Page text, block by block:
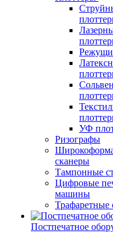
УФ
Ризографы
сканеры
Тампонные
Цифровые
машины
Трафаретные
Постпечатное